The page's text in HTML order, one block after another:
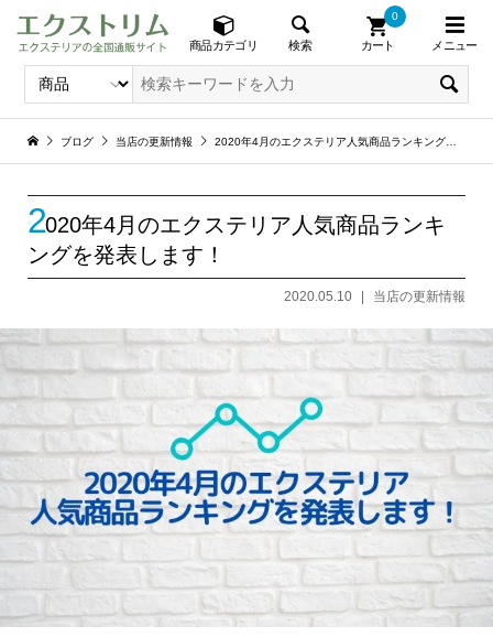
商品カテゴリ 検索 カート
0
メニュー
ブログ 当店の更新情報 2020年4月のエクステリア人気商品ランキングを発表します！
2020年4月のエクステリア人気商品ランキ
ングを発表します！
2020.05.10 当店の更新情報